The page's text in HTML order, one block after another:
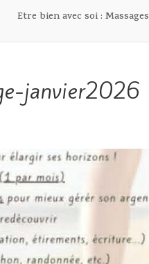
Etre bien avec soi : Massages
janvier2026